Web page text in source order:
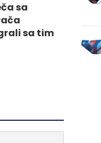
sa
sa tim